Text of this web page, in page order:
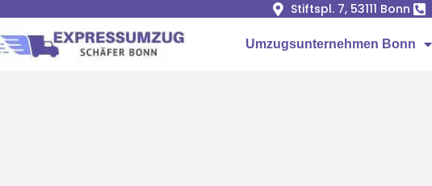
Stiftspl. 7, 53111 Bonn
Umzugsunternehmen Bonn